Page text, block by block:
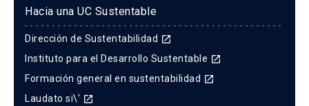
Hacia una UC Sustentable
Dirección de Sustentabilidad launch
Instituto para el Desarrollo Sustentable launch
Formación general en sustentabilidad launch
Laudato si\' launch